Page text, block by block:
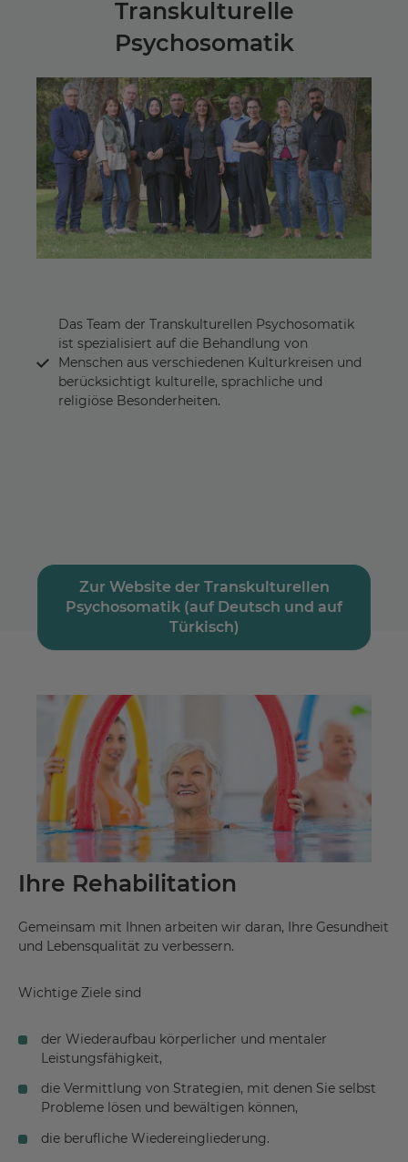
Transkulturelle
Psychosomatik
Das Team der Transkulturellen Psychosomatik
ist spezialisiert auf die Behandlung von
Menschen aus verschiedenen Kulturkreisen und
berücksichtigt kulturelle, sprachliche und
religiöse Besonderheiten.
Zur Website der Transkulturellen
Psychosomatik (auf Deutsch und auf
Türkisch)
Ihre Rehabilitation
Gemeinsam mit Ihnen arbeiten wir daran, Ihre Gesundheit
und Lebensqualität zu verbessern.
Wichtige Ziele sind
der Wiederaufbau körperlicher und mentaler
Leistungsfähigkeit,
die Vermittlung von Strategien, mit denen Sie selbst
Probleme lösen und bewältigen können,
die berufliche Wiedereingliederung.